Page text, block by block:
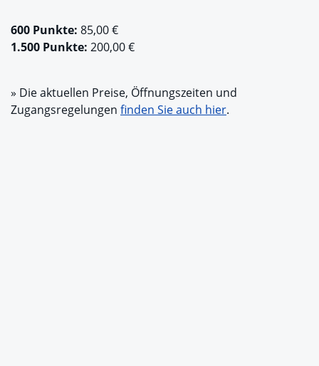
600 Punkte: 85,00 €
1.500 Punkte: 200,00 €
» Die aktuellen Preise, Öffnungszeiten und
Zugangsregelungen finden Sie auch hier.